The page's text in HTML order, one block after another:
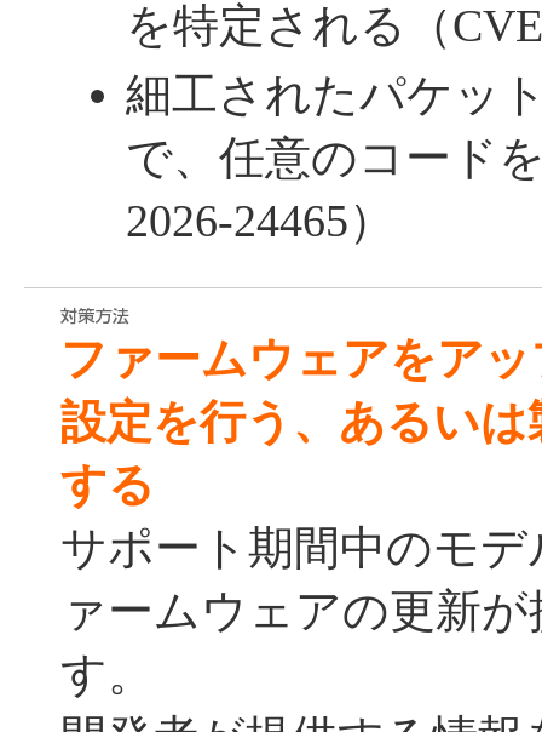
を特定される（
細工されたパケッ
で、任意のコード
2026-24465）
ファームウェアをア
設定を行う、あるい
する
サポート期間中のモ
ァームウェアの更新
す。